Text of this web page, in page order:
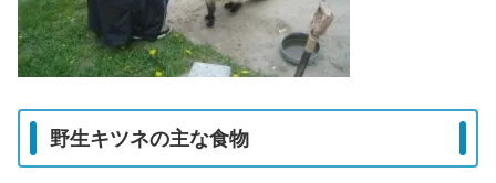
野生キツネの主な食物